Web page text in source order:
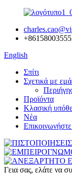
English
Σπίτι
Σχετικά με
Προϊόντα
Κλασική
Νέα
Γεια σας, ελάτε να